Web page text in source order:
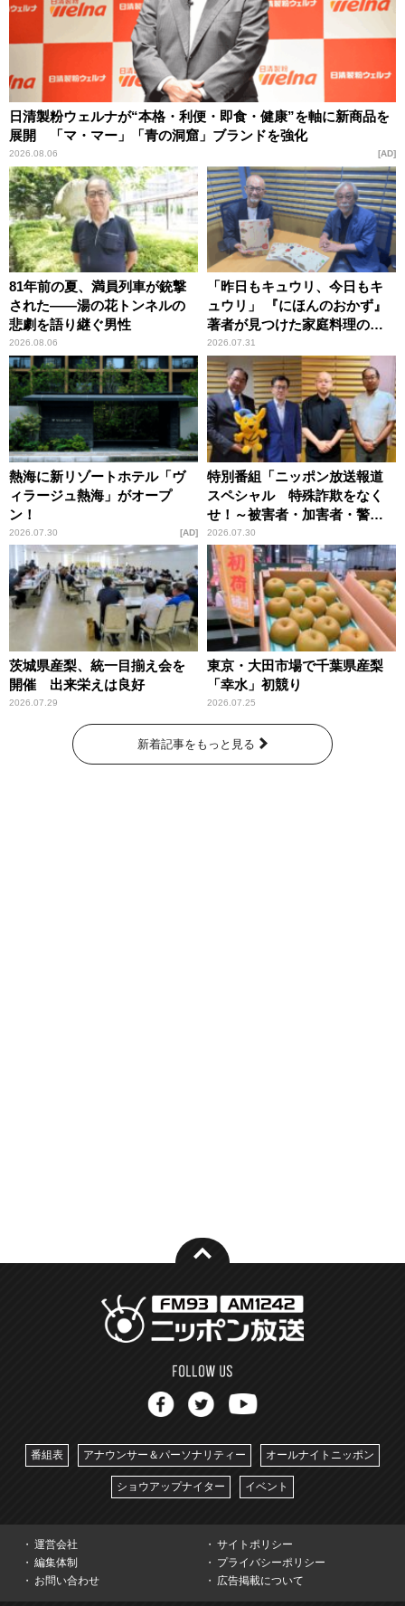
日清製粉ウェルナが“本格・利便・即食・健康”を軸に新商品を
展開 「マ・マー」「青の洞窟」ブランドを強化
2026.08.06 AD
81年前の夏、満員列車が銃撃
された――湯の花トンネルの
悲劇を語り継ぐ男性
2026.08.06
「昨日もキュウリ、今日もキ
ュウリ」 『にほんのおかず』
著者が見つけた家庭料理の知
恵
2026.07.31
熱海に新リゾートホテル「ヴ
ィラージュ熱海」がオープ
ン！
2026.07.30 AD
特別番組「ニッポン放送報道
スペシャル 特殊詐欺をなく
せ！～被害者・加害者・警視
庁が語るトクリュウの実態
～」放送
2026.07.30
茨城県産梨、統一目揃え会を
開催 出来栄えは良好
2026.07.29
東京・大田市場で千葉県産梨
「幸水」初競り
2026.07.25
新着記事をもっと見る
番組表 アナウンサー＆パーソナリティー オールナイトニッポン
ショウアップナイター イベント
運営会社
サイトポリシー
編集体制
プライバシーポリシー
お問い合わせ
広告掲載について